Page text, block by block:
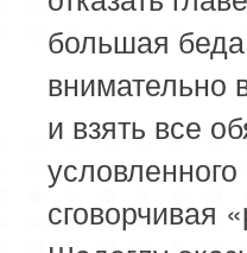
большая
и взять все
сговорчивая